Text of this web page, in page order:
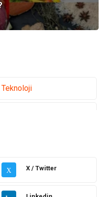
Teknoloji
Ulaşım ve Taşımacılık
Alışveriş
X X / Twitter